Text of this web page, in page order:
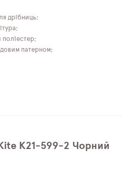
дрібниць;
поліестер;
патерном;
K21-599-2 Чорний